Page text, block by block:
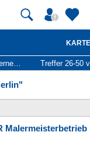
KARTE
Treffer 26-50
Malermeisterbetrieb